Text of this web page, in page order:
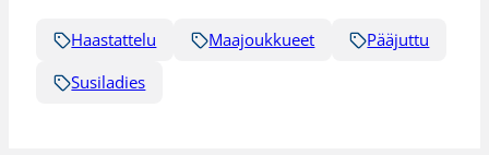
Haastattelu Maajoukkueet
Pääjuttu
Susiladies